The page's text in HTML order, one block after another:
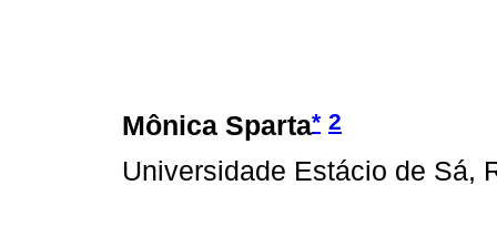
Mônica Sparta* 2
Universidade Estácio de Sá,